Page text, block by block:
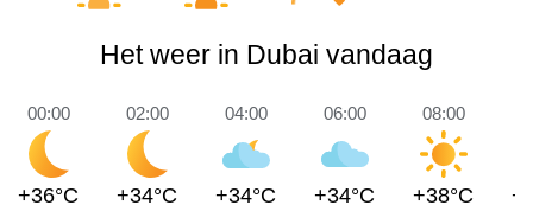
Het weer in Dubai vandaag
00:00
+36°C
02:00
+34°C
04:00
+34°C
06:00
+34°C
08:00
+38°C